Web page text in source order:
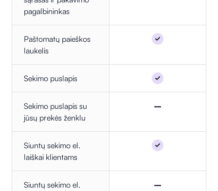
pagalbininkas
Paštomatų paieškos
laukelis
Sekimo puslapis
Sekimo puslapis su
jūsų prekės ženklu
–
Siuntų sekimo el.
laiškai klientams
Siuntų sekimo el.
–